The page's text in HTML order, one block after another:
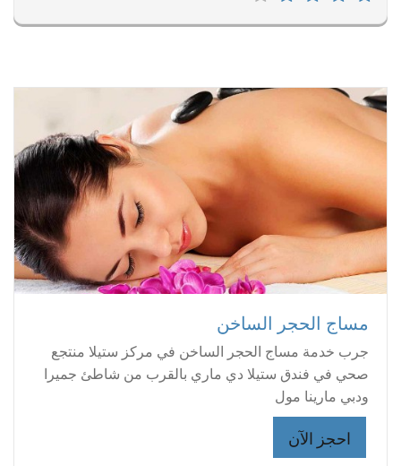
مساج الحجر الساخن
جرب خدمة مساج الحجر الساخن في مركز ستيلا منتجع
صحي في فندق ستيلا دي ماري بالقرب من شاطئ جميرا
ودبي مارينا مول
احجز الآن